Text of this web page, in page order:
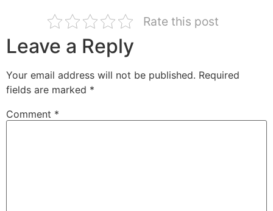
Rate this post
Leave a Reply
Your email address will not be published. Required
fields are marked *
Comment *